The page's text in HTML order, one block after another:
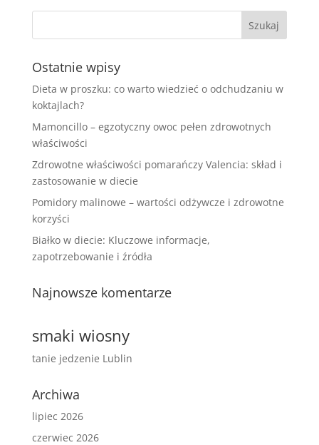
Ostatnie wpisy
Dieta w proszku: co warto wiedzieć o odchudzaniu w
koktajlach?
Mamoncillo – egzotyczny owoc pełen zdrowotnych
właściwości
Zdrowotne właściwości pomarańczy Valencia: skład i
zastosowanie w diecie
Pomidory malinowe – wartości odżywcze i zdrowotne
korzyści
Białko w diecie: Kluczowe informacje,
zapotrzebowanie i źródła
Najnowsze komentarze
smaki wiosny
tanie jedzenie Lublin
Archiwa
lipiec 2026
czerwiec 2026